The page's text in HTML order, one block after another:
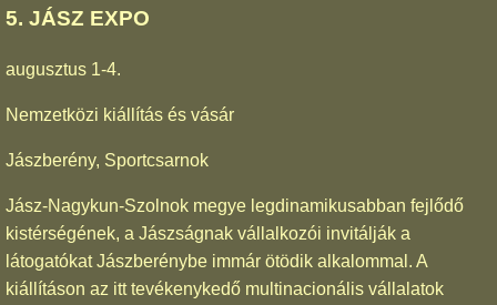
5. JÁSZ EXPO
augusztus 1-4.
Nemzetközi kiállítás és vásár
Jászberény, Sportcsarnok
Jász-Nagykun-Szolnok megye legdinamikusabban fejlődő
kistérségének, a Jászságnak vállalkozói invitálják a
látogatókat Jászberénybe immár ötödik alkalommal. A
kiállításon az itt tevékenykedő multinacionális vállalatok